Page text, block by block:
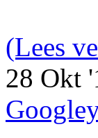
(Lees
28 Okt